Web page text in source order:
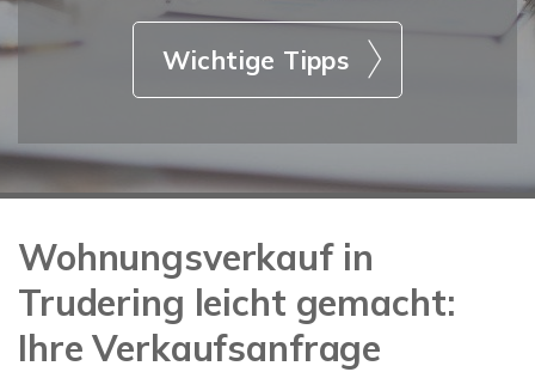
Wichtige Tipps
Wohnungsverkauf in
Trudering leicht gemacht:
Ihre Verkaufsanfrage